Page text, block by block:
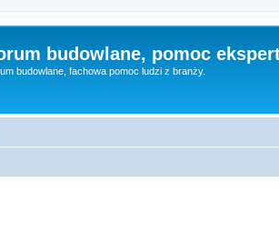
budowlane, pomoc
budowlane, fachowa pomoc ludzi z branży.